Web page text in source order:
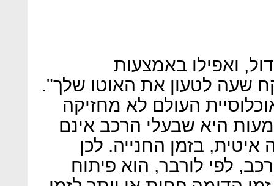
ואפילו באמצעות
שעה לטעון את האוטו שלך".
העולם לא מחזיקה
היא שבעלי הרכב אינם
איטית, בזמן החנייה. לכן
לפי לורבר, הוא פיתוח